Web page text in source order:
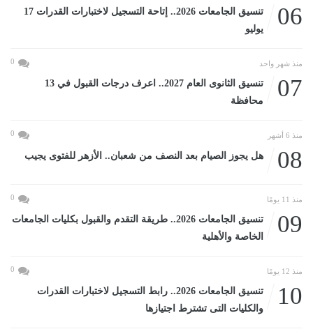
06
تنسيق الجامعات 2026.. إتاحة التسجيل لاختبارات القدرات 17
يوليو
منذ شهر واحد 0
07
تنسيق الثانوى العام 2027.. اعرف درجات القبول في 13
محافظة
منذ 6 أشهر 0
08 هل يجوز الصيام بعد النصف من شعبان.. الأزهر للفتوى يجيب
منذ 11 يومًا 0
09
تنسيق الجامعات 2026.. طريقة التقدم والقبول بكليات الجامعات
الخاصة والأهلية
منذ 12 يومًا 0
10
تنسيق الجامعات 2026.. رابط التسجيل لاختبارات القدرات
والكليات التى تشترط اجتيازها